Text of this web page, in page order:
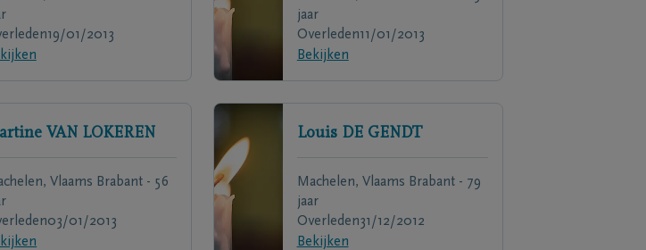
19/01/2013
jaar
Overleden11/01/2013
Bekijken
VAN LOKEREN
Vlaams Brabant - 56
03/01/2013
Louis DE GENDT
Machelen, Vlaams Brabant - 79
jaar
Overleden31/12/2012
Bekijken